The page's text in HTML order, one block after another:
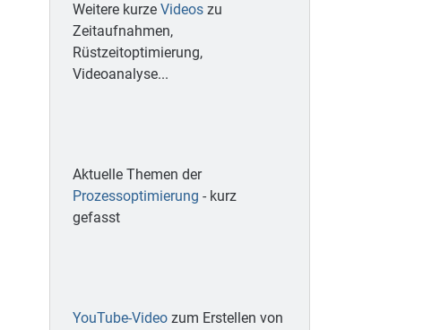
Weitere kurze Videoszu
Zeitaufnahmen,
Rüstzeitoptimierung,
Videoanalyse...
Aktuelle Themen der
Prozessoptimierung - kurz
gefasst
YouTube-Videozum Erstellen von